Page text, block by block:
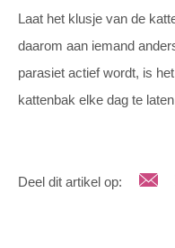
Laat het klusje van de
daarom aan iemand
parasiet actief wordt, is
kattenbak elke dag te
Deel dit artikel op: